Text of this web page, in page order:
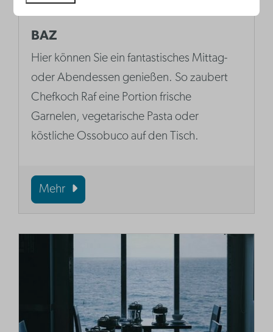
BAZ
Hier können Sie ein fantastisches Mittag-
oder Abendessen genießen. So zaubert
Chefkoch Raf eine Portion frische
Garnelen, vegetarische Pasta oder
köstliche Ossobuco auf den Tisch.
Mehr